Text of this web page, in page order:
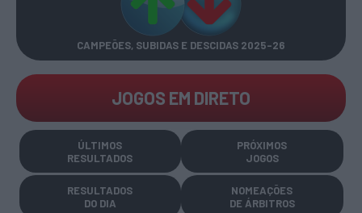
CAMPEÕES, SUBIDAS E DESCIDAS 2025-26
JOGOS EM DIRETO
ÚLTIMOS
RESULTADOS
PRÓXIMOS
JOGOS
RESULTADOS
DO DIA
NOMEAÇÕES
DE ÁRBITROS